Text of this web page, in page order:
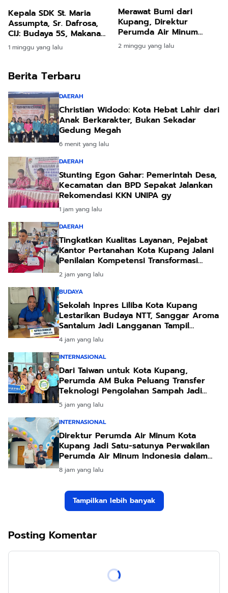
Kepala SDK St. Maria
Assumpta, Sr. Dafrosa,
CIJ: Budaya 5S, Makanan
Lokal dan Pentas Seni
Jadi Pondasi
Siswa
1 minggu yang lalu
Merawat Bumi dari
Kupang, Direktur
Perumda Air Minum
Paparkan Solusi
Pengelolaan Sampah
2 minggu yang lalu
Berita Terbaru
DAERAH
Christian Widodo: Kota Hebat Lahir dari
Anak Berkarakter, Bukan Sekadar
Gedung Megah
6 menit yang lalu
DAERAH
Stunting Egon Gahar: Pemerintah Desa,
Kecamatan dan BPD Sepakat Jalankan
Rekomendasi KKN UNIPA gy
1 jam yang lalu
DAERAH
Tingkatkan Kualitas Layanan, Pejabat
Kantor Pertanahan Kota Kupang Jalani
Penilaian Kompetensi Transformasi
Pelayanan
2 jam yang lalu
BUDAYA
Sekolah Inpres Liliba Kota Kupang
Lestarikan Budaya NTT, Sanggar Aroma
Santalum Jadi Langganan Tampil
Sambut Pejabat
4 jam yang lalu
INTERNASIONAL
Dari Taiwan untuk Kota Kupang,
Perumda AM Buka Peluang Transfer
Teknologi Pengolahan Sampah Jadi
Energi
5 jam yang lalu
INTERNASIONAL
Direktur Perumda Air Minum Kota
Kupang Jadi Satu-satunya Perwakilan
Perumda Air Minum Indonesia dalam
Forum Teknologi Lingkungan di Taiwan
8 jam yang lalu
Tampilkan lebih banyak
Posting Komentar